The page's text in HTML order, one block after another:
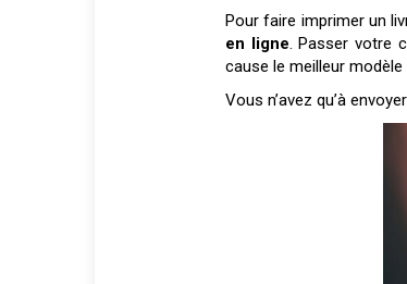
Pour faire imprimer un
en ligne. Passer votre
cause le meilleur
Vous n’avez qu’à